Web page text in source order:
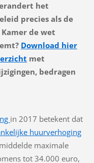
het
precies als de
Kamer de wet
Download hier
met
bedragen
in 2017 betekent dat
huurverhoging
maximale
tot 34.000 euro,